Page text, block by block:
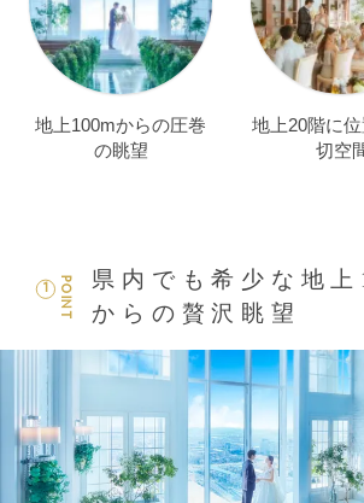
地上100mからの圧巻
の眺望
地上20階に
切空
POINT
1
県内でも希少な地
からの贅沢眺望